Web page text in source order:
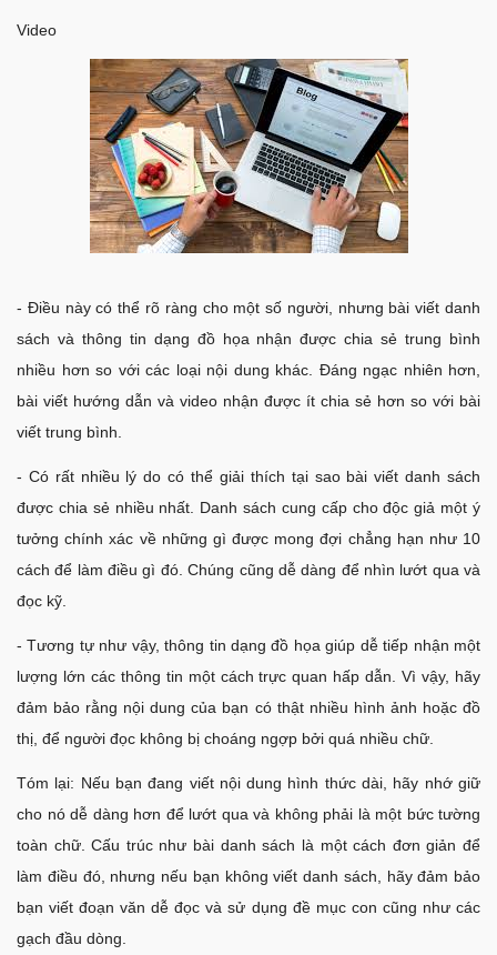
Video
- Điều này có thể rõ ràng cho một số người, nhưng bài viết danh
sách và thông tin dạng đồ họa nhận được chia sẻ trung bình
nhiều hơn so với các loại nội dung khác. Đáng ngạc nhiên hơn,
bài viết hướng dẫn và video nhận được ít chia sẻ hơn so với bài
viết trung bình.
- Có rất nhiều lý do có thể giải thích tại sao bài viết danh sách
được chia sẻ nhiều nhất. Danh sách cung cấp cho độc giả một ý
tưởng chính xác về những gì được mong đợi chẳng hạn như 10
cách để làm điều gì đó. Chúng cũng dễ dàng để nhìn lướt qua và
đọc kỹ.
- Tương tự như vậy, thông tin dạng đồ họa giúp dễ tiếp nhận một
lượng lớn các thông tin một cách trực quan hấp dẫn. Vì vậy, hãy
đảm bảo rằng nội dung của bạn có thật nhiều hình ảnh hoặc đồ
thị, để người đọc không bị choáng ngợp bởi quá nhiều chữ.
Tóm lại: Nếu bạn đang viết nội dung hình thức dài, hãy nhớ giữ
cho nó dễ dàng hơn để lướt qua và không phải là một bức tường
toàn chữ. Cấu trúc như bài danh sách là một cách đơn giản để
làm điều đó, nhưng nếu bạn không viết danh sách, hãy đảm bảo
bạn viết đoạn văn dễ đọc và sử dụng đề mục con cũng như các
gạch đầu dòng.